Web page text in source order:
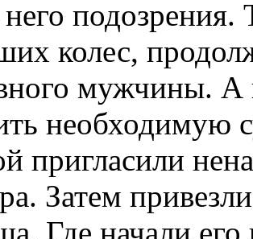
колес,
мужчины. А
необходимую
пригласили
Затем
Где начали